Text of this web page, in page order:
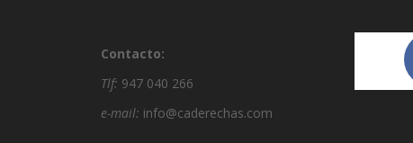
Contacto:
Tlf: 947 040 266
e-mail: info@caderechas.com